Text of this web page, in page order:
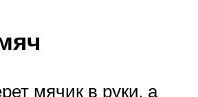
мячик в руки, а